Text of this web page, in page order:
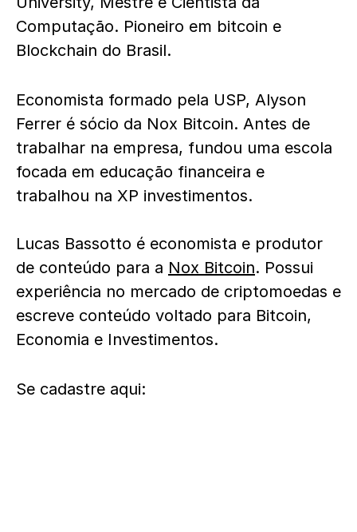
Computação. Pioneiro em bitcoin e
Blockchain do Brasil.
Economista formado pela USP, Alyson
Ferrer é sócio da Nox Bitcoin. Antes de
trabalhar na empresa, fundou uma escola
focada em educação financeira e
trabalhou na XP investimentos.
Lucas Bassotto é economista e produtor
de conteúdo para a Nox Bitcoin. Possui
experiência no mercado de criptomoedas e
escreve conteúdo voltado para Bitcoin,
Economia e Investimentos.
Se cadastre aqui: